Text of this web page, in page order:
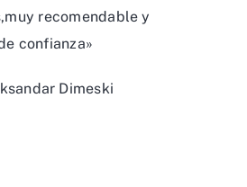
recomendable y
confianza»
Dimeski